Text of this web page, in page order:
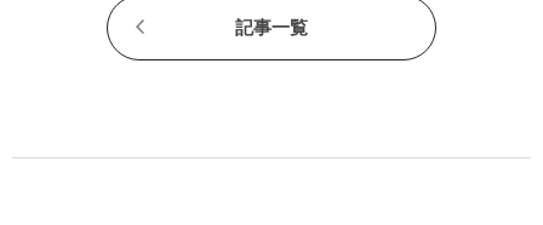
記事一覧